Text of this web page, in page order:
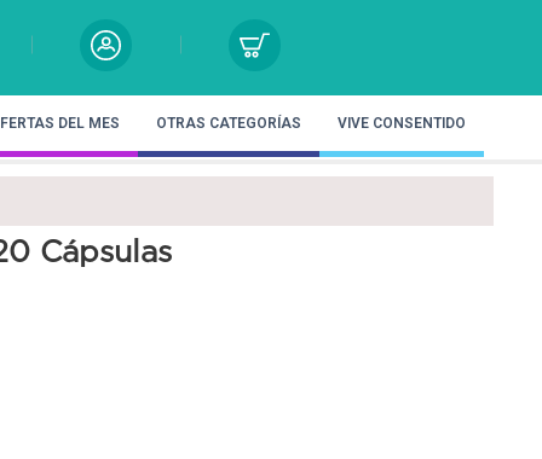
DEL MES OTRAS CATEGORÍAS VIVE CONSENTIDO
Cápsulas